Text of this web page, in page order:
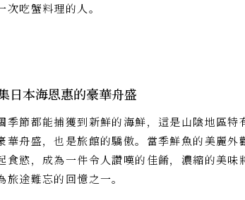
次吃蟹料理的人。
日本海恩惠的豪華舟盛
季節都能捕獲到新鮮的海鮮，這是山陰地區特
華舟盛，也是旅館的驕傲。當季鮮魚的美麗外
食慾，成為一件令人讚嘆的佳餚，濃縮的美味
旅途難忘的回憶之一。